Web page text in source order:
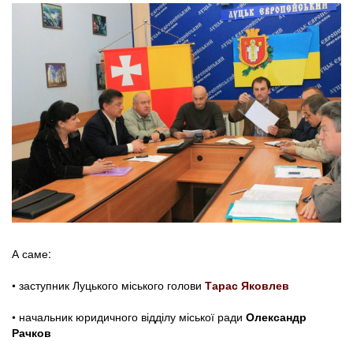
А саме:
• заступник Луцького міського голови Тарас Яковлев
• начальник юридичного відділу міської ради Олександр
Рачков